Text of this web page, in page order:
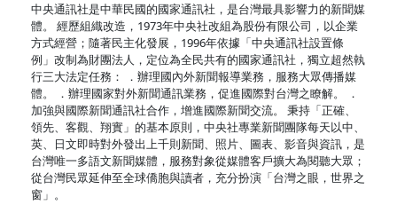
中央通訊社是中華民國的國家通訊社，是台灣最具影響力的新聞媒
體。 經歷組織改造，1973年中央社改組為股份有限公司，以企業
方式經營；隨著民主化發展，1996年依據「中央通訊社設置條
例」改制為財團法人，定位為全民共有的國家通訊社，獨立超然執
行三大法定任務： ．辦理國內外新聞報導業務，服務大眾傳播媒
體。 ．辦理國家對外新聞通訊業務，促進國際對台灣之瞭解。 ．
加強與國際新聞通訊社合作，增進國際新聞交流。 秉持「正確、
領先、客觀、翔實」的基本原則，中央社專業新聞團隊每天以中、
英、日文即時對外發出上千則新聞、照片、圖表、影音與資訊，是
台灣唯一多語文新聞媒體，服務對象從媒體客戶擴大為閱聽大眾；
從台灣民眾延伸至全球僑胞與讀者，充分扮演「台灣之眼，世界之
窗」。